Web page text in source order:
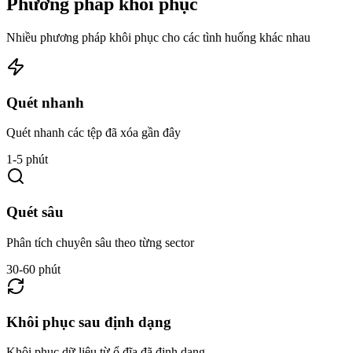
Nhiều phương pháp khôi phục cho các tình huống khác nhau
Quét nhanh
Quét nhanh các tệp đã xóa gần đây
1-5 phút
Quét sâu
Phân tích chuyên sâu theo từng sector
30-60 phút
Khôi phục sau định dạng